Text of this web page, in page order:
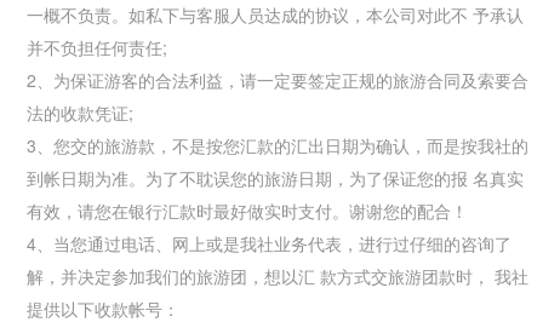
一概不负责。如私下与客服人员达成的协议，本公司对此不 予承认
并不负担任何责任;
2、为保证游客的合法利益，请一定要签定正规的旅游合同及索要合
法的收款凭证;
3、您交的旅游款，不是按您汇款的汇出日期为确认，而是按我社的
到帐日期为准。为了不耽误您的旅游日期，为了保证您的报 名真实
有效，请您在银行汇款时最好做实时支付。谢谢您的配合！
4、当您通过电话、网上或是我社业务代表，进行过仔细的咨询了
解，并决定参加我们的旅游团，想以汇 款方式交旅游团款时， 我社
提供以下收款帐号：